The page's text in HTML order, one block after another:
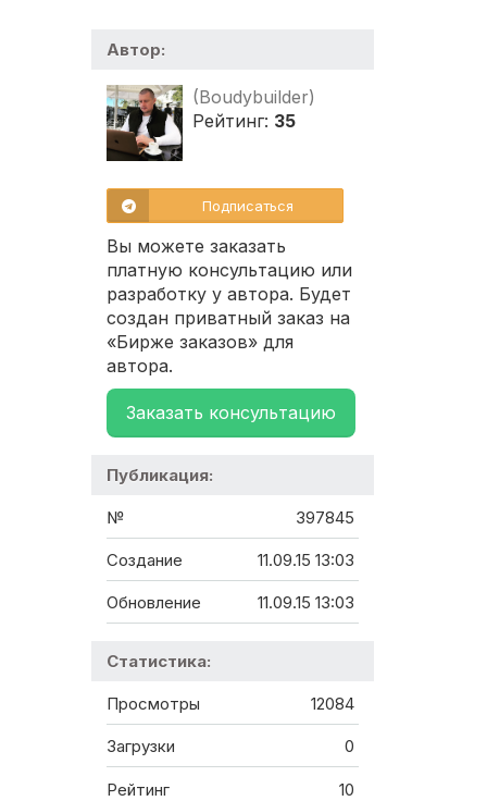
Автор:
(Boudybuilder)
Рейтинг: 35
Подписаться
Вы можете заказать
платную консультацию или
разработку у автора. Будет
создан приватный заказ на
«Бирже заказов» для
автора.
Заказать консультацию
Публикация:
№ 397845
Создание 11.09.15 13:03
Обновление 11.09.15 13:03
Статистика:
Просмотры 12084
Загрузки 0
Рейтинг 10